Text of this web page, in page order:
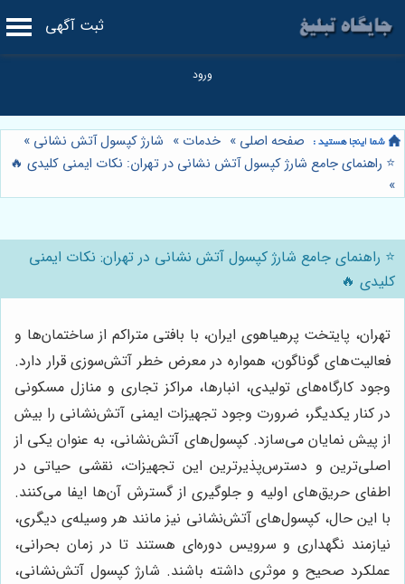
ثبت آگهی
صفحه اصلی » خدمات » شارژ کپسول آتش نشانی »
⭐️ راهنمای جامع شارژ کپسول آتش نشانی در تهران: نکات ایمنی کلیدی 🔥
»
⭐️ راهنمای جامع شارژ کپسول آتش نشانی در تهران: نکات ایمنی
کلیدی 🔥
تهران، پایتخت پرهیاهوی ایران، با بافتی متراکم از ساختمان‌ها و
فعالیت‌های گوناگون، همواره در معرض خطر آتش‌سوزی قرار دارد.
وجود کارگاه‌های تولیدی، انبارها، مراکز تجاری و منازل مسکونی
در کنار یکدیگر، ضرورت وجود تجهیزات ایمنی آتش‌نشانی را بیش
از پیش نمایان می‌سازد. کپسول‌های آتش‌نشانی، به عنوان یکی از
اصلی‌ترین و دسترس‌پذیرترین این تجهیزات، نقشی حیاتی در
اطفای حریق‌های اولیه و جلوگیری از گسترش آن‌ها ایفا می‌کنند.
با این حال، کپسول‌های آتش‌نشانی نیز مانند هر وسیله‌ی دیگری،
نیازمند نگهداری و سرویس دوره‌ای هستند تا در زمان بحرانی،
عملکرد صحیح و موثری داشته باشند. شارژ کپسول آتش‌نشانی،